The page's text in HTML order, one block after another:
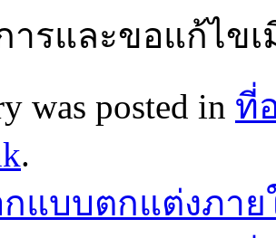
รและขอแก้ไขเ
was posted in ที่
.
แบบตกแต่งภา